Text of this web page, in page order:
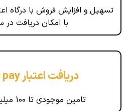
تسهیل و افزایش فروش با درگاه
با امکان دریافت در
دریافت اعتبار GSM pay کارت
تامین موجودی تا 100 میلیون با چند کلیک